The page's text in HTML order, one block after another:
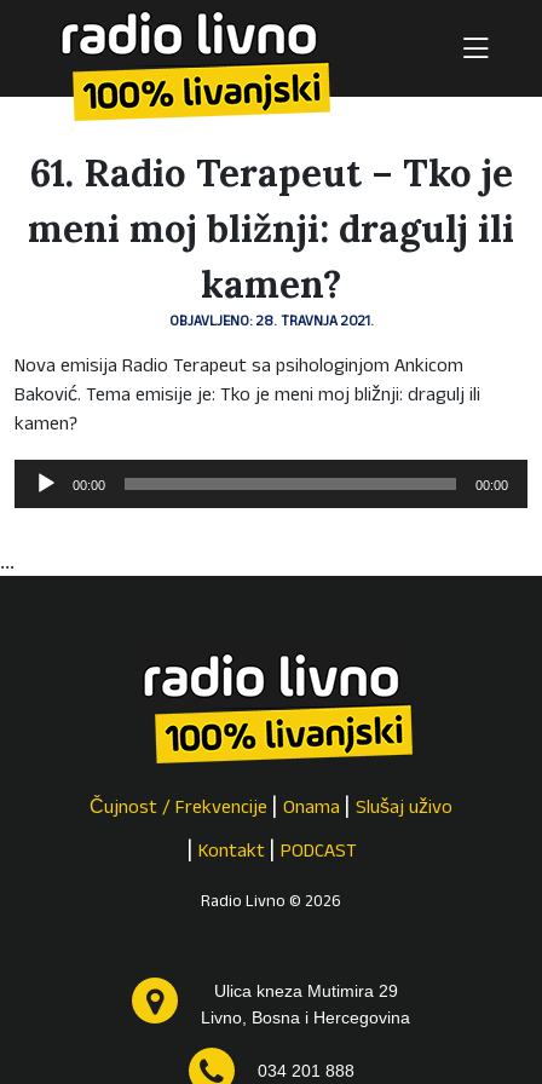
61. Radio Terapeut – Tko je
meni moj bližnji: dragulj ili
kamen?
OBJAVLJENO: 28. TRAVNJA 2021.
Nova emisija Radio Terapeut sa psihologinjom Ankicom
Baković. Tema emisije je: Tko je meni moj bližnji: dragulj ili
kamen?
Reproduktor
audiozapisa
00:00 00:00
...
Čujnost / Frekvencije Onama Slušaj uživo
Kontakt PODCAST
Radio Livno © 2026
Ulica kneza Mutimira 29
Livno, Bosna i Hercegovina
034 201 888